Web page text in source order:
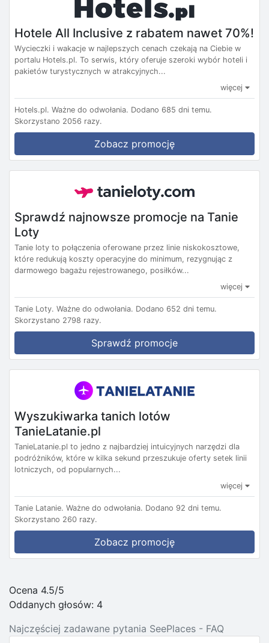
Hotele All Inclusive z rabatem nawet 70%!
Wycieczki i wakacje w najlepszych cenach czekają na Ciebie w
portalu Hotels.pl. To serwis, który oferuje szeroki wybór hoteli i
pakietów turystycznych w atrakcyjnych...
więcej
Hotels.pl. Ważne do odwołania. Dodano 685 dni temu.
Skorzystano 2056 razy.
Zobacz promocję
Sprawdź najnowsze promocje na Tanie
Loty
Tanie loty to połączenia oferowane przez linie niskokosztowe,
które redukują koszty operacyjne do minimum, rezygnując z
darmowego bagażu rejestrowanego, posiłków...
więcej
Tanie Loty. Ważne do odwołania. Dodano 652 dni temu.
Skorzystano 2798 razy.
Sprawdź promocje
Wyszukiwarka tanich lotów
TanieLatanie.pl
TanieLatanie.pl to jedno z najbardziej intuicyjnych narzędzi dla
podróżników, które w kilka sekund przeszukuje oferty setek linii
lotniczych, od popularnych...
więcej
Tanie Latanie. Ważne do odwołania. Dodano 92 dni temu.
Skorzystano 260 razy.
Zobacz promocję
Ocena 4.5/5
Oddanych głosów: 4
Najczęściej zadawane pytania SeePlaces - FAQ